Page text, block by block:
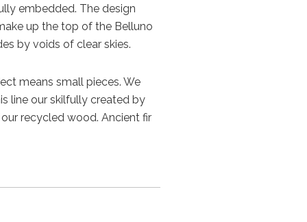
embedded. The design
up the top of the Belluno
by voids of clear skies.
means small pieces. We
line our skilfully created by
recycled wood. Ancient fir